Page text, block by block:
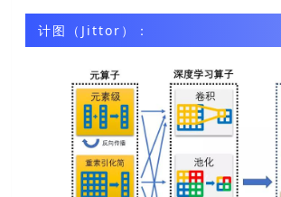
计图（Jittor）：